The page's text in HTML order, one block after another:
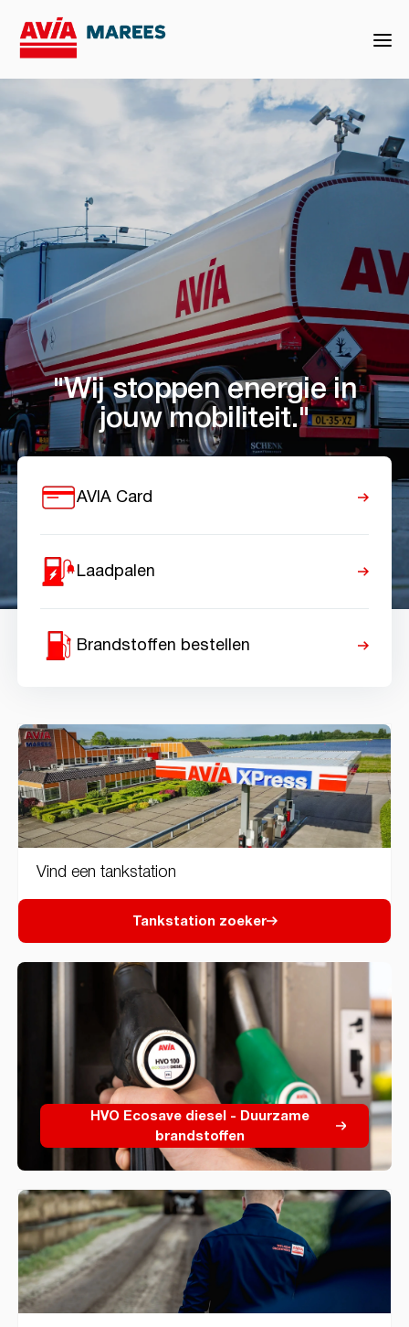
"Wij stoppen energie in
jouw mobiliteit."
AVIA Card
Laadpalen
Brandstoffen bestellen
Vind een tankstation
Tankstation zoeker
HVO Ecosave diesel - Duurzame
brandstoffen